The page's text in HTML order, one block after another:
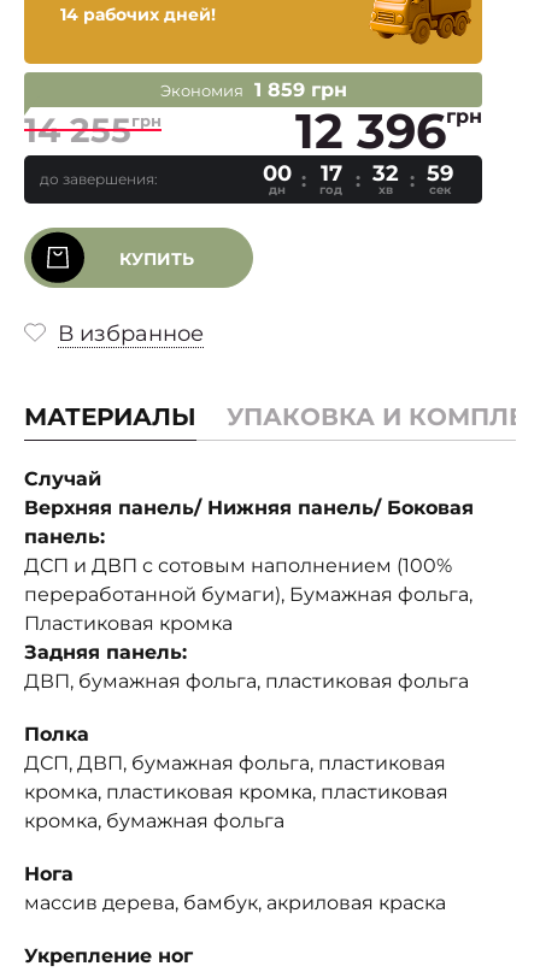
14 рабочих дней!
Экономия 1 859 грн
14 255грн 12 396грн
до завершения: 00
дн
17
год
32
хв
59
сек
КУПИТЬ
В избранное
МАТЕРИАЛЫ УПАКОВКА И
Случай
Верхняя панель/ Нижняя панель/ Боковая
панель:
ДСП и ДВП с сотовым наполнением (100%
переработанной бумаги), Бумажная фольга,
Пластиковая кромка
Задняя панель:
ДВП, бумажная фольга, пластиковая фольга
Полка
ДСП, ДВП, бумажная фольга, пластиковая
кромка, пластиковая кромка, пластиковая
кромка, бумажная фольга
Нога
массив дерева, бамбук, акриловая краска
Укрепление ног